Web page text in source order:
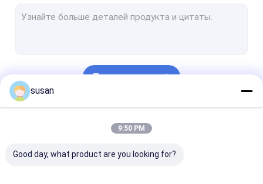
Система ГЛОТОЧКА CIP
Машина трубки заполняя герметизируя
Продолжать
susan
9:50 PM
Good day, what product are you looking for?